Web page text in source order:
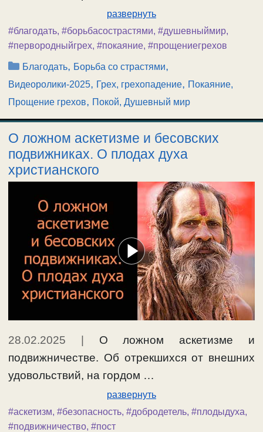
развернуть
#благодать, #борьбасострастями, #душевныймир,
#первородныйгрех, #покаяние, #прощениегрехов
Рубрики
Благодать, Борьба со страстями,
Видеоролики-2025, Грех, грехопадение, Покаяние,
Прощение грехов, Покой, Душевный мир
О ложном аскетизме и бесовских
подвижниках. О плодах духа
христианского
28.02.2025 | О ложном аскетизме и
подвижничестве. Об отрекшихся от внешних
удовольствий, на гордом …
развернуть
#аскетизм, #безопасность, #добродетель, #плодыдуха,
#подвижничество, #пост